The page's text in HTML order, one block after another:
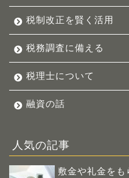
税制改正を賢く活用
税務調査に備える
税理士について
融資の話
人気の記事
敷金や礼金をも